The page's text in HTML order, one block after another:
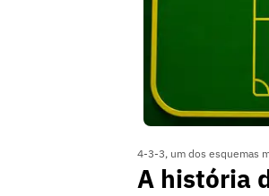
4-3-3, um dos esquemas
A história